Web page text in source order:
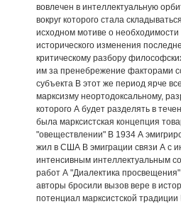
вовлечен в интеллектуальную
вокруг которого стала
исходном мотиве о
исторического изменения
критическому разбору
им за пренебрежение факторами
субъекта В этот же период ярче
марксизму неортодоксальному,
которого А будет разделять в
была марксистская концепция
"овеществлении" В 1934 А
жил в США В эмиграции связи А с
интенсивным интеллектуальным
работ А "Диалектика
авторы бросили вызов вере в
потенциал марксистской